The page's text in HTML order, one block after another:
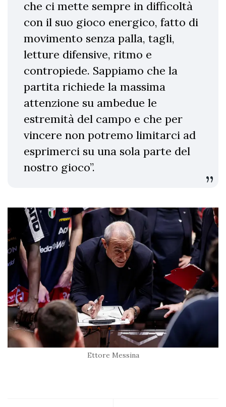
che ci mette sempre in difficoltà
con il suo gioco energico, fatto di
movimento senza palla, tagli,
letture difensive, ritmo e
contropiede. Sappiamo che la
partita richiede la massima
attenzione su ambedue le
estremità del campo e che per
vincere non potremo limitarci ad
esprimerci su una sola parte del
nostro gioco”.
Ettore Messina